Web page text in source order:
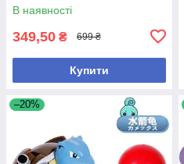
В наявності
349,50 ₴ 699 ₴
Купити
–20%